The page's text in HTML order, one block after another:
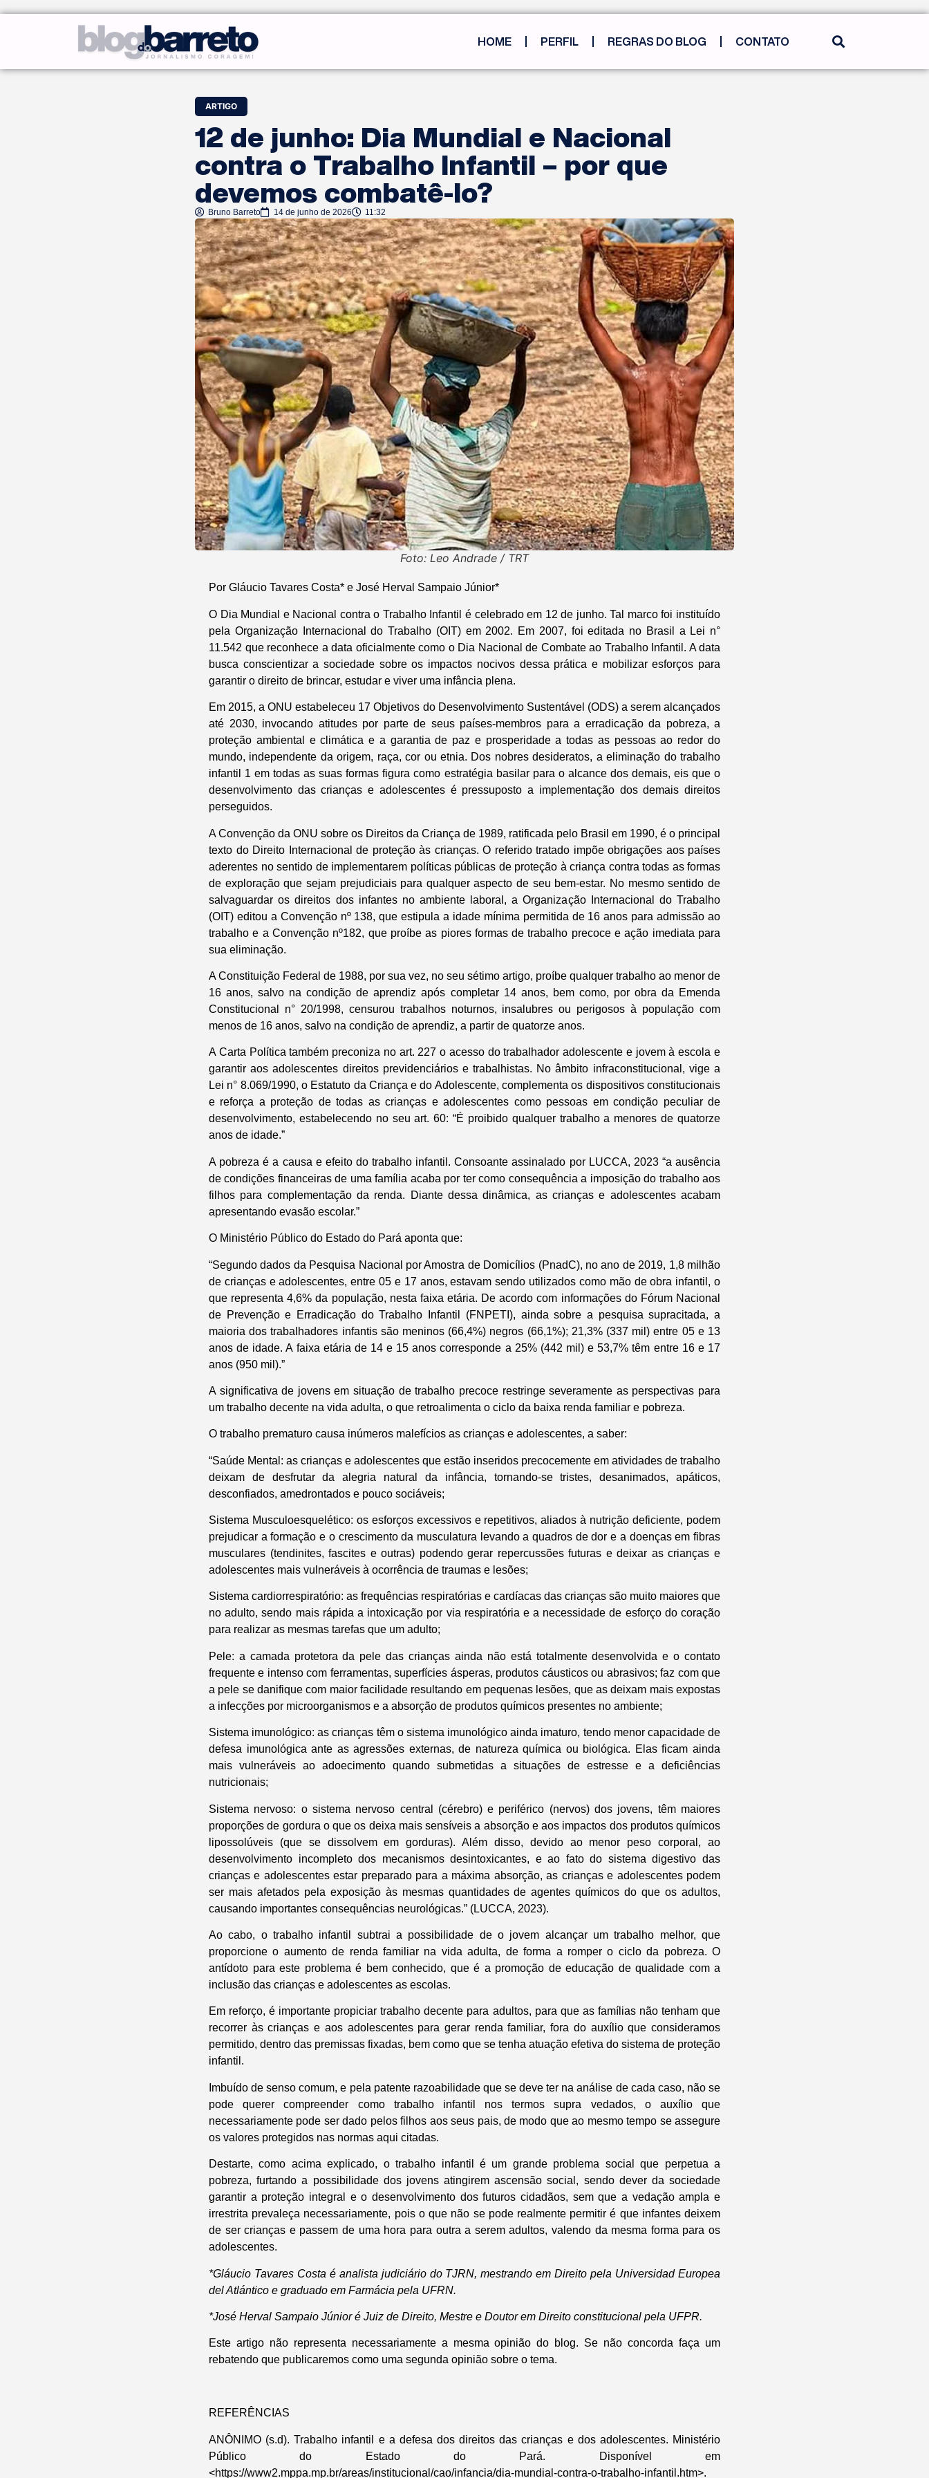
HOME PERFIL REGRAS DO BLOG CONTATO
ARTIGO
12 de junho: Dia Mundial e Nacional
contra o Trabalho Infantil – por que
devemos combatê-lo?
Bruno Barreto 14 de junho de 2026 11:32
Foto: Leo Andrade / TRT
Por Gláucio Tavares Costa* e José Herval Sampaio Júnior*
O Dia Mundial e Nacional contra o Trabalho Infantil é celebrado em 12 de junho. Tal marco foi instituído
pela Organização Internacional do Trabalho (OIT) em 2002. Em 2007, foi editada no Brasil a Lei n°
11.542 que reconhece a data oficialmente como o Dia Nacional de Combate ao Trabalho Infantil. A data
busca conscientizar a sociedade sobre os impactos nocivos dessa prática e mobilizar esforços para
garantir o direito de brincar, estudar e viver uma infância plena.
Em 2015, a ONU estabeleceu 17 Objetivos do Desenvolvimento Sustentável (ODS) a serem alcançados
até 2030, invocando atitudes por parte de seus países-membros para a erradicação da pobreza, a
proteção ambiental e climática e a garantia de paz e prosperidade a todas as pessoas ao redor do
mundo, independente da origem, raça, cor ou etnia. Dos nobres desideratos, a eliminação do trabalho
infantil 1 em todas as suas formas figura como estratégia basilar para o alcance dos demais, eis que o
desenvolvimento das crianças e adolescentes é pressuposto a implementação dos demais direitos
perseguidos.
A Convenção da ONU sobre os Direitos da Criança de 1989, ratificada pelo Brasil em 1990, é o principal
texto do Direito Internacional de proteção às crianças. O referido tratado impõe obrigações aos países
aderentes no sentido de implementarem políticas públicas de proteção à criança contra todas as formas
de exploração que sejam prejudiciais para qualquer aspecto de seu bem-estar. No mesmo sentido de
salvaguardar os direitos dos infantes no ambiente laboral, a Organização Internacional do Trabalho
(OIT) editou a Convenção nº 138, que estipula a idade mínima permitida de 16 anos para admissão ao
trabalho e a Convenção nº182, que proíbe as piores formas de trabalho precoce e ação imediata para
sua eliminação.
A Constituição Federal de 1988, por sua vez, no seu sétimo artigo, proíbe qualquer trabalho ao menor de
16 anos, salvo na condição de aprendiz após completar 14 anos, bem como, por obra da Emenda
Constitucional n° 20/1998, censurou trabalhos noturnos, insalubres ou perigosos à população com
menos de 16 anos, salvo na condição de aprendiz, a partir de quatorze anos.
A Carta Política também preconiza no art. 227 o acesso do trabalhador adolescente e jovem à escola e
garantir aos adolescentes direitos previdenciários e trabalhistas. No âmbito infraconstitucional, vige a
Lei n° 8.069/1990, o Estatuto da Criança e do Adolescente, complementa os dispositivos constitucionais
e reforça a proteção de todas as crianças e adolescentes como pessoas em condição peculiar de
desenvolvimento, estabelecendo no seu art. 60: “É proibido qualquer trabalho a menores de quatorze
anos de idade.”
A pobreza é a causa e efeito do trabalho infantil. Consoante assinalado por LUCCA, 2023 “a ausência
de condições financeiras de uma família acaba por ter como consequência a imposição do trabalho aos
filhos para complementação da renda. Diante dessa dinâmica, as crianças e adolescentes acabam
apresentando evasão escolar.”
O Ministério Público do Estado do Pará aponta que:
“Segundo dados da Pesquisa Nacional por Amostra de Domicílios (PnadC), no ano de 2019, 1,8 milhão
de crianças e adolescentes, entre 05 e 17 anos, estavam sendo utilizados como mão de obra infantil, o
que representa 4,6% da população, nesta faixa etária. De acordo com informações do Fórum Nacional
de Prevenção e Erradicação do Trabalho Infantil (FNPETI), ainda sobre a pesquisa supracitada, a
maioria dos trabalhadores infantis são meninos (66,4%) negros (66,1%); 21,3% (337 mil) entre 05 e 13
anos de idade. A faixa etária de 14 e 15 anos corresponde a 25% (442 mil) e 53,7% têm entre 16 e 17
anos (950 mil).”
A significativa de jovens em situação de trabalho precoce restringe severamente as perspectivas para
um trabalho decente na vida adulta, o que retroalimenta o ciclo da baixa renda familiar e pobreza.
O trabalho prematuro causa inúmeros malefícios as crianças e adolescentes, a saber:
“Saúde Mental: as crianças e adolescentes que estão inseridos precocemente em atividades de trabalho
deixam de desfrutar da alegria natural da infância, tornando-se tristes, desanimados, apáticos,
desconfiados, amedrontados e pouco sociáveis;
Sistema Musculoesquelético: os esforços excessivos e repetitivos, aliados à nutrição deficiente, podem
prejudicar a formação e o crescimento da musculatura levando a quadros de dor e a doenças em fibras
musculares (tendinites, fascites e outras) podendo gerar repercussões futuras e deixar as crianças e
adolescentes mais vulneráveis à ocorrência de traumas e lesões;
Sistema cardiorrespiratório: as frequências respiratórias e cardíacas das crianças são muito maiores que
no adulto, sendo mais rápida a intoxicação por via respiratória e a necessidade de esforço do coração
para realizar as mesmas tarefas que um adulto;
Pele: a camada protetora da pele das crianças ainda não está totalmente desenvolvida e o contato
frequente e intenso com ferramentas, superfícies ásperas, produtos cáusticos ou abrasivos; faz com que
a pele se danifique com maior facilidade resultando em pequenas lesões, que as deixam mais expostas
a infecções por microorganismos e a absorção de produtos químicos presentes no ambiente;
Sistema imunológico: as crianças têm o sistema imunológico ainda imaturo, tendo menor capacidade de
defesa imunológica ante as agressões externas, de natureza química ou biológica. Elas ficam ainda
mais vulneráveis ao adoecimento quando submetidas a situações de estresse e a deficiências
nutricionais;
Sistema nervoso: o sistema nervoso central (cérebro) e periférico (nervos) dos jovens, têm maiores
proporções de gordura o que os deixa mais sensíveis a absorção e aos impactos dos produtos químicos
lipossolúveis (que se dissolvem em gorduras). Além disso, devido ao menor peso corporal, ao
desenvolvimento incompleto dos mecanismos desintoxicantes, e ao fato do sistema digestivo das
crianças e adolescentes estar preparado para a máxima absorção, as crianças e adolescentes podem
ser mais afetados pela exposição às mesmas quantidades de agentes químicos do que os adultos,
causando importantes consequências neurológicas.” (LUCCA, 2023).
Ao cabo, o trabalho infantil subtrai a possibilidade de o jovem alcançar um trabalho melhor, que
proporcione o aumento de renda familiar na vida adulta, de forma a romper o ciclo da pobreza. O
antídoto para este problema é bem conhecido, que é a promoção de educação de qualidade com a
inclusão das crianças e adolescentes as escolas.
Em reforço, é importante propiciar trabalho decente para adultos, para que as famílias não tenham que
recorrer às crianças e aos adolescentes para gerar renda familiar, fora do auxílio que consideramos
permitido, dentro das premissas fixadas, bem como que se tenha atuação efetiva do sistema de proteção
infantil.
Imbuído de senso comum, e pela patente razoabilidade que se deve ter na análise de cada caso, não se
pode querer compreender como trabalho infantil nos termos supra vedados, o auxílio que
necessariamente pode ser dado pelos filhos aos seus pais, de modo que ao mesmo tempo se assegure
os valores protegidos nas normas aqui citadas.
Destarte, como acima explicado, o trabalho infantil é um grande problema social que perpetua a
pobreza, furtando a possibilidade dos jovens atingirem ascensão social, sendo dever da sociedade
garantir a proteção integral e o desenvolvimento dos futuros cidadãos, sem que a vedação ampla e
irrestrita prevaleça necessariamente, pois o que não se pode realmente permitir é que infantes deixem
de ser crianças e passem de uma hora para outra a serem adultos, valendo da mesma forma para os
adolescentes.
*Gláucio Tavares Costa é analista judiciário do TJRN, mestrando em Direito pela Universidad Europea
del Atlántico e graduado em Farmácia pela UFRN.
*José Herval Sampaio Júnior é Juiz de Direito, Mestre e Doutor em Direito constitucional pela UFPR.
Este artigo não representa necessariamente a mesma opinião do blog. Se não concorda faça um
rebatendo que publicaremos como uma segunda opinião sobre o tema.
REFERÊNCIAS
ANÔNIMO (s.d). Trabalho infantil e a defesa dos direitos das crianças e dos adolescentes. Ministério
Público do Estado do Pará. Disponível em
<https://www2.mppa.mp.br/areas/institucional/cao/infancia/dia-mundial-contra-o-trabalho-infantil.htm>.